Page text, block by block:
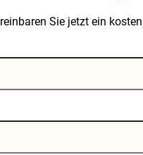
Sie jetzt ein